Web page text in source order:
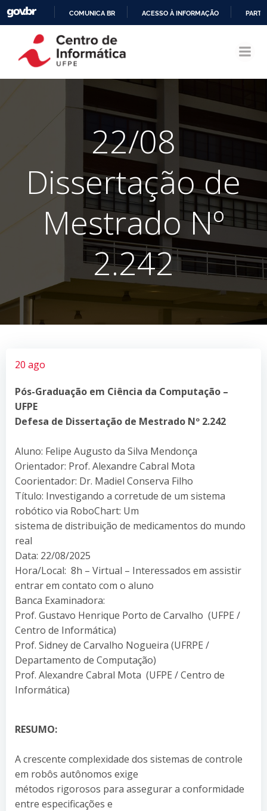
CONTEÚDO
COMUNICA BR ACESSO À INFORMAÇÃO
22/08
Dissertação de
Mestrado Nº
2.242
20 ago
Pós-Graduação em Ciência da Computação –
UFPE
Defesa de Dissertação de Mestrado Nº 2.242
Aluno: Felipe Augusto da Silva Mendonça
Orientador: Prof. Alexandre Cabral Mota
Coorientador: Dr. Madiel Conserva Filho
Título: Investigando a corretude de um sistema
robótico via RoboChart: Um
sistema de distribuição de medicamentos do mundo
real
Data: 22/08/2025
Hora/Local: 8h – Virtual – Interessados em assistir
entrar em contato com o aluno
Banca Examinadora:
Prof. Gustavo Henrique Porto de Carvalho (UFPE /
Centro de Informática)
Prof. Sidney de Carvalho Nogueira (UFRPE /
Departamento de Computação)
Prof. Alexandre Cabral Mota (UFPE / Centro de
Informática)
RESUMO:
A crescente complexidade dos sistemas de controle
em robôs autônomos exige
métodos rigorosos para assegurar a conformidade
entre especificações e